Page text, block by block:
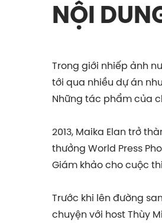
NỘI
Trong giới nhiếp ảnh
tới qua nhiều dự án
Những tác phẩm của
2013, Maika Elan trở
thưởng World Press
Giám khảo cho cuộc
Trước khi lên đường
chuyện với host Thùy